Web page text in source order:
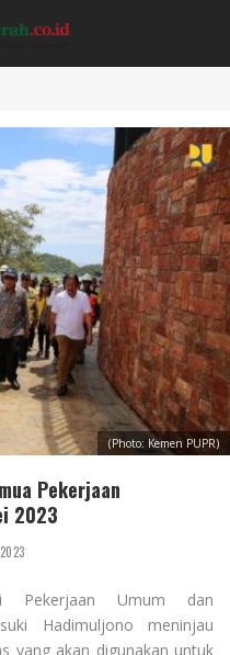
(Photo: Kemen PUPR)
Pekerjaan
2023
Pekerjaan Umum dan
Hadimuljono meninjau
yang akan digunakan untuk